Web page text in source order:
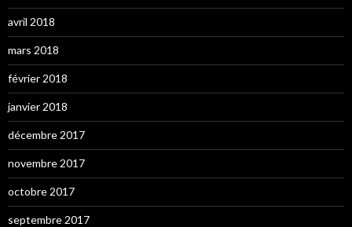
avril 2018
mars 2018
février 2018
janvier 2018
décembre 2017
novembre 2017
octobre 2017
septembre 2017